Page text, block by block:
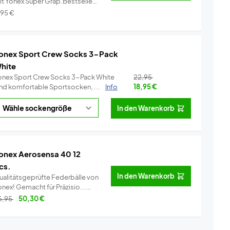
Info
€
Sport Crew Socks 3-Pack
Sport Crew Socks 3-Pack White
komfortable Sportsocken, ...
Info
22,95
18,95€
In den Warenkorb
Aerosensa 40 12
Federbälle von
Yonex! Gemacht für Präzisio...
50,30€
In den Warenkorb